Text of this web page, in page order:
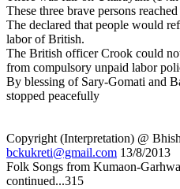
These three brave persons
The declared that people would
labor of British.
The British officer Crook could
from compulsory unpaid labor
By blessing of Sary-Gomati and
stopped peacefully
Copyright (Interpretation) @
bckukreti@gmail.com 13/8/2013
Folk Songs from Kumaon-
continued...315